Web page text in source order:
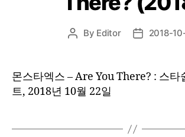
Post
By Editor
Post2018-
몬스타엑스 – Are You There? : 스타
트, 2018년 10월 22일